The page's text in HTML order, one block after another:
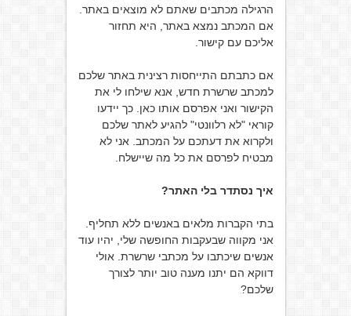
הרגילה מכתבים שאתם לא מוצאים באתר.
אם המכתב נמצא באתר, היא תחזור
אליכם עם קישור.
אם כתבתם התייחסות רצינית באתר שלכם
למכתב שרשרת חדש, אנא שילחו לי את
הקישור ואני אפרסם אותו כאן. כך יידעו
קוראי "לא רלוונטי" להגיע לאתר שלכם
ולקרוא את דעתכם על המכתב. אני לא
מבטיח לפרסם את כל מה שיישלח.
איך נסתדר בלי האתר?
בתי הקברות מלאים באנשים ללא תחליף.
אני מקווה שבעקבות החופשה שלי, יהיו עוד
אנשים שיכתבו על מכתבי שרשרת. אולי
דווקא הם יתנו מענה טוב יותר לצורך
שלכם?